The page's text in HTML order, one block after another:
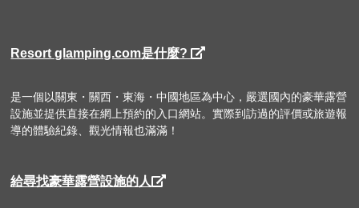
Resort glamping.com是什麼?
是一個以關東・關西・東海・中國地區為中心，嚴選國內的豪華露營
設施並提供直接在網上預約的入口網站。實際到訪過的評價或旅遊報
導的體驗紀錄、觀光情報也滿滿！
給尋找豪華露營設施的人